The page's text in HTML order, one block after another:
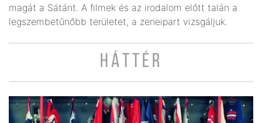
magát a Sátánt. A filmek és az irodalom előtt talán a
legszembetűnőbb területet, a zeneipart vizsgáljuk.
HÁTTÉR